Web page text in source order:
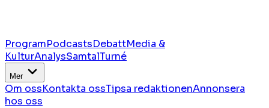
ProgramPodcastsDebattMedia &
KulturAnalysSamtalTurné
Mer
Om ossKontakta ossTipsa redaktionenAnnonsera
hos oss